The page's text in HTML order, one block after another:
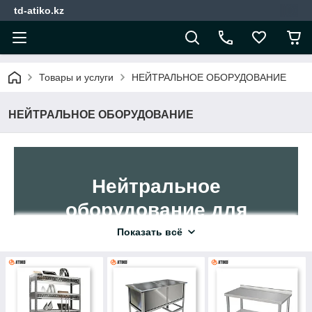
td-atiko.kz
Товары и услуги НЕЙТРАЛЬНОЕ ОБОРУДОВАНИЕ
НЕЙТРАЛЬНОЕ ОБОРУДОВАНИЕ
Нейтральное
оборудование для
профессиональных
кухонь
Долговечные столы, стеллажи, тележки и ванны
Показать всё